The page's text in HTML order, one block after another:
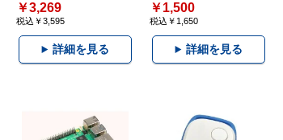
￥3,269
税込￥3,595
詳細を見る
￥1,500
税込￥1,650
詳細を見る